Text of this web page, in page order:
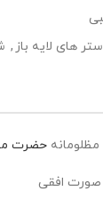
های لایه باز ,
حضرت
صورت افقی